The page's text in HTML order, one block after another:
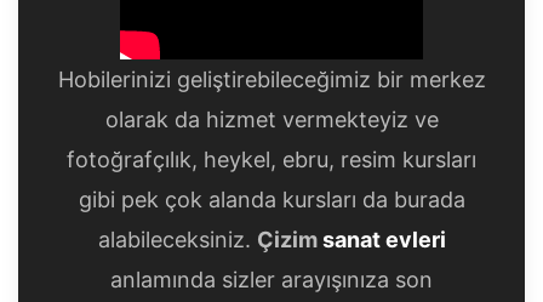
Hobilerinizi geliştirebileceğimiz bir merkez
olarak da hizmet vermekteyiz ve
fotoğrafçılık, heykel, ebru, resim kursları
gibi pek çok alanda kursları da burada
alabileceksiniz. Çizimsanat evleri
anlamında sizler arayışınıza son